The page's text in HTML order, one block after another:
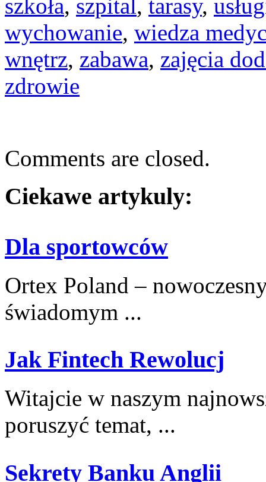
szkoła, szpital, tarasy,
wychowanie, wiedza
wnętrz, zabawa, zajęcia
zdrowie
Comments are closed.
Ciekawe artykuly:
Dla sportowców
Ortex Poland –
świadomym ...
Jak Fintech Rewolucj
Witajcie w naszym
poruszyć ⁣temat, ...
Sekrety Banku Anglii